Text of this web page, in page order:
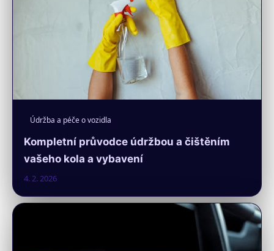
Údržba a péče o vozidla
Kompletní průvodce údržbou a čištěním
vašeho kola a vybavení
4. 2. 2026